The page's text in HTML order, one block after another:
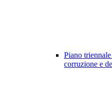
Piano
corruzione e